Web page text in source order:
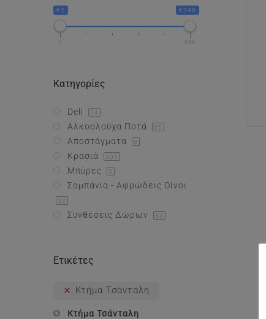
€2 €348
2 348
Κατηγορίες
Deli 74
Αλκοολούχα Ποτά 55
Αποστάγματα 8
Κρασιά 306
Μπύρες 2
Σαμπάνια - Αφρώδεις Οίνοι
22
Συνθέσεις Δώρων 33
Ετικέτες
Κτήμα Τσάνταλη
Κτήμα Τσάνταλη